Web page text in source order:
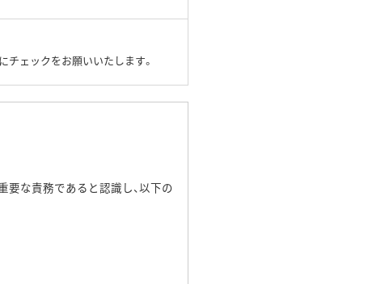
チェックをお願いいたします。
要な責務であると認識し、以下の